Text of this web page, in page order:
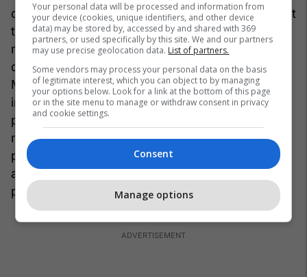
duhet të ndikohet më shumë nga goditjet e çmimit
të naftës? - e deri te pastrimi i platformave të
mediave sociale të mbushura me akterë të këqij
dhe me dezinformata sistematike politike.
Mentaliteti i paraluftës nuk e lejon vdekjen e
industrisë britanike të çelikut - duke pasur
parasysh rolin kritik të çelikut në prodhimin për
mbrojtje - ose të lëshohet në llojin e grindjeve të
pakuptimta politike dhe ndjenjat e pamenduara
antievropiane ndaj të cilave kjo qeveri është e
prirë.
Your personal data will be processed and information from
your device (cookies, unique identifiers, and other device
data) may be stored by, accessed by and shared with 369
partners, or used specifically by this site. We and our partners
may use precise geolocation data. List of partners.
Some vendors may process your personal data on the basis
of legitimate interest, which you can object to by managing
your options below. Look for a link at the bottom of this page
or in the site menu to manage or withdraw consent in privacy
and cookie settings.
Consent
Manage options